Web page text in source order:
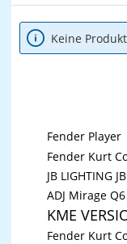
Keine
Fender Player
Fender Kurt
JB LIGHTING JB
ADJ Mirage Q6
KME
Fender Kurt